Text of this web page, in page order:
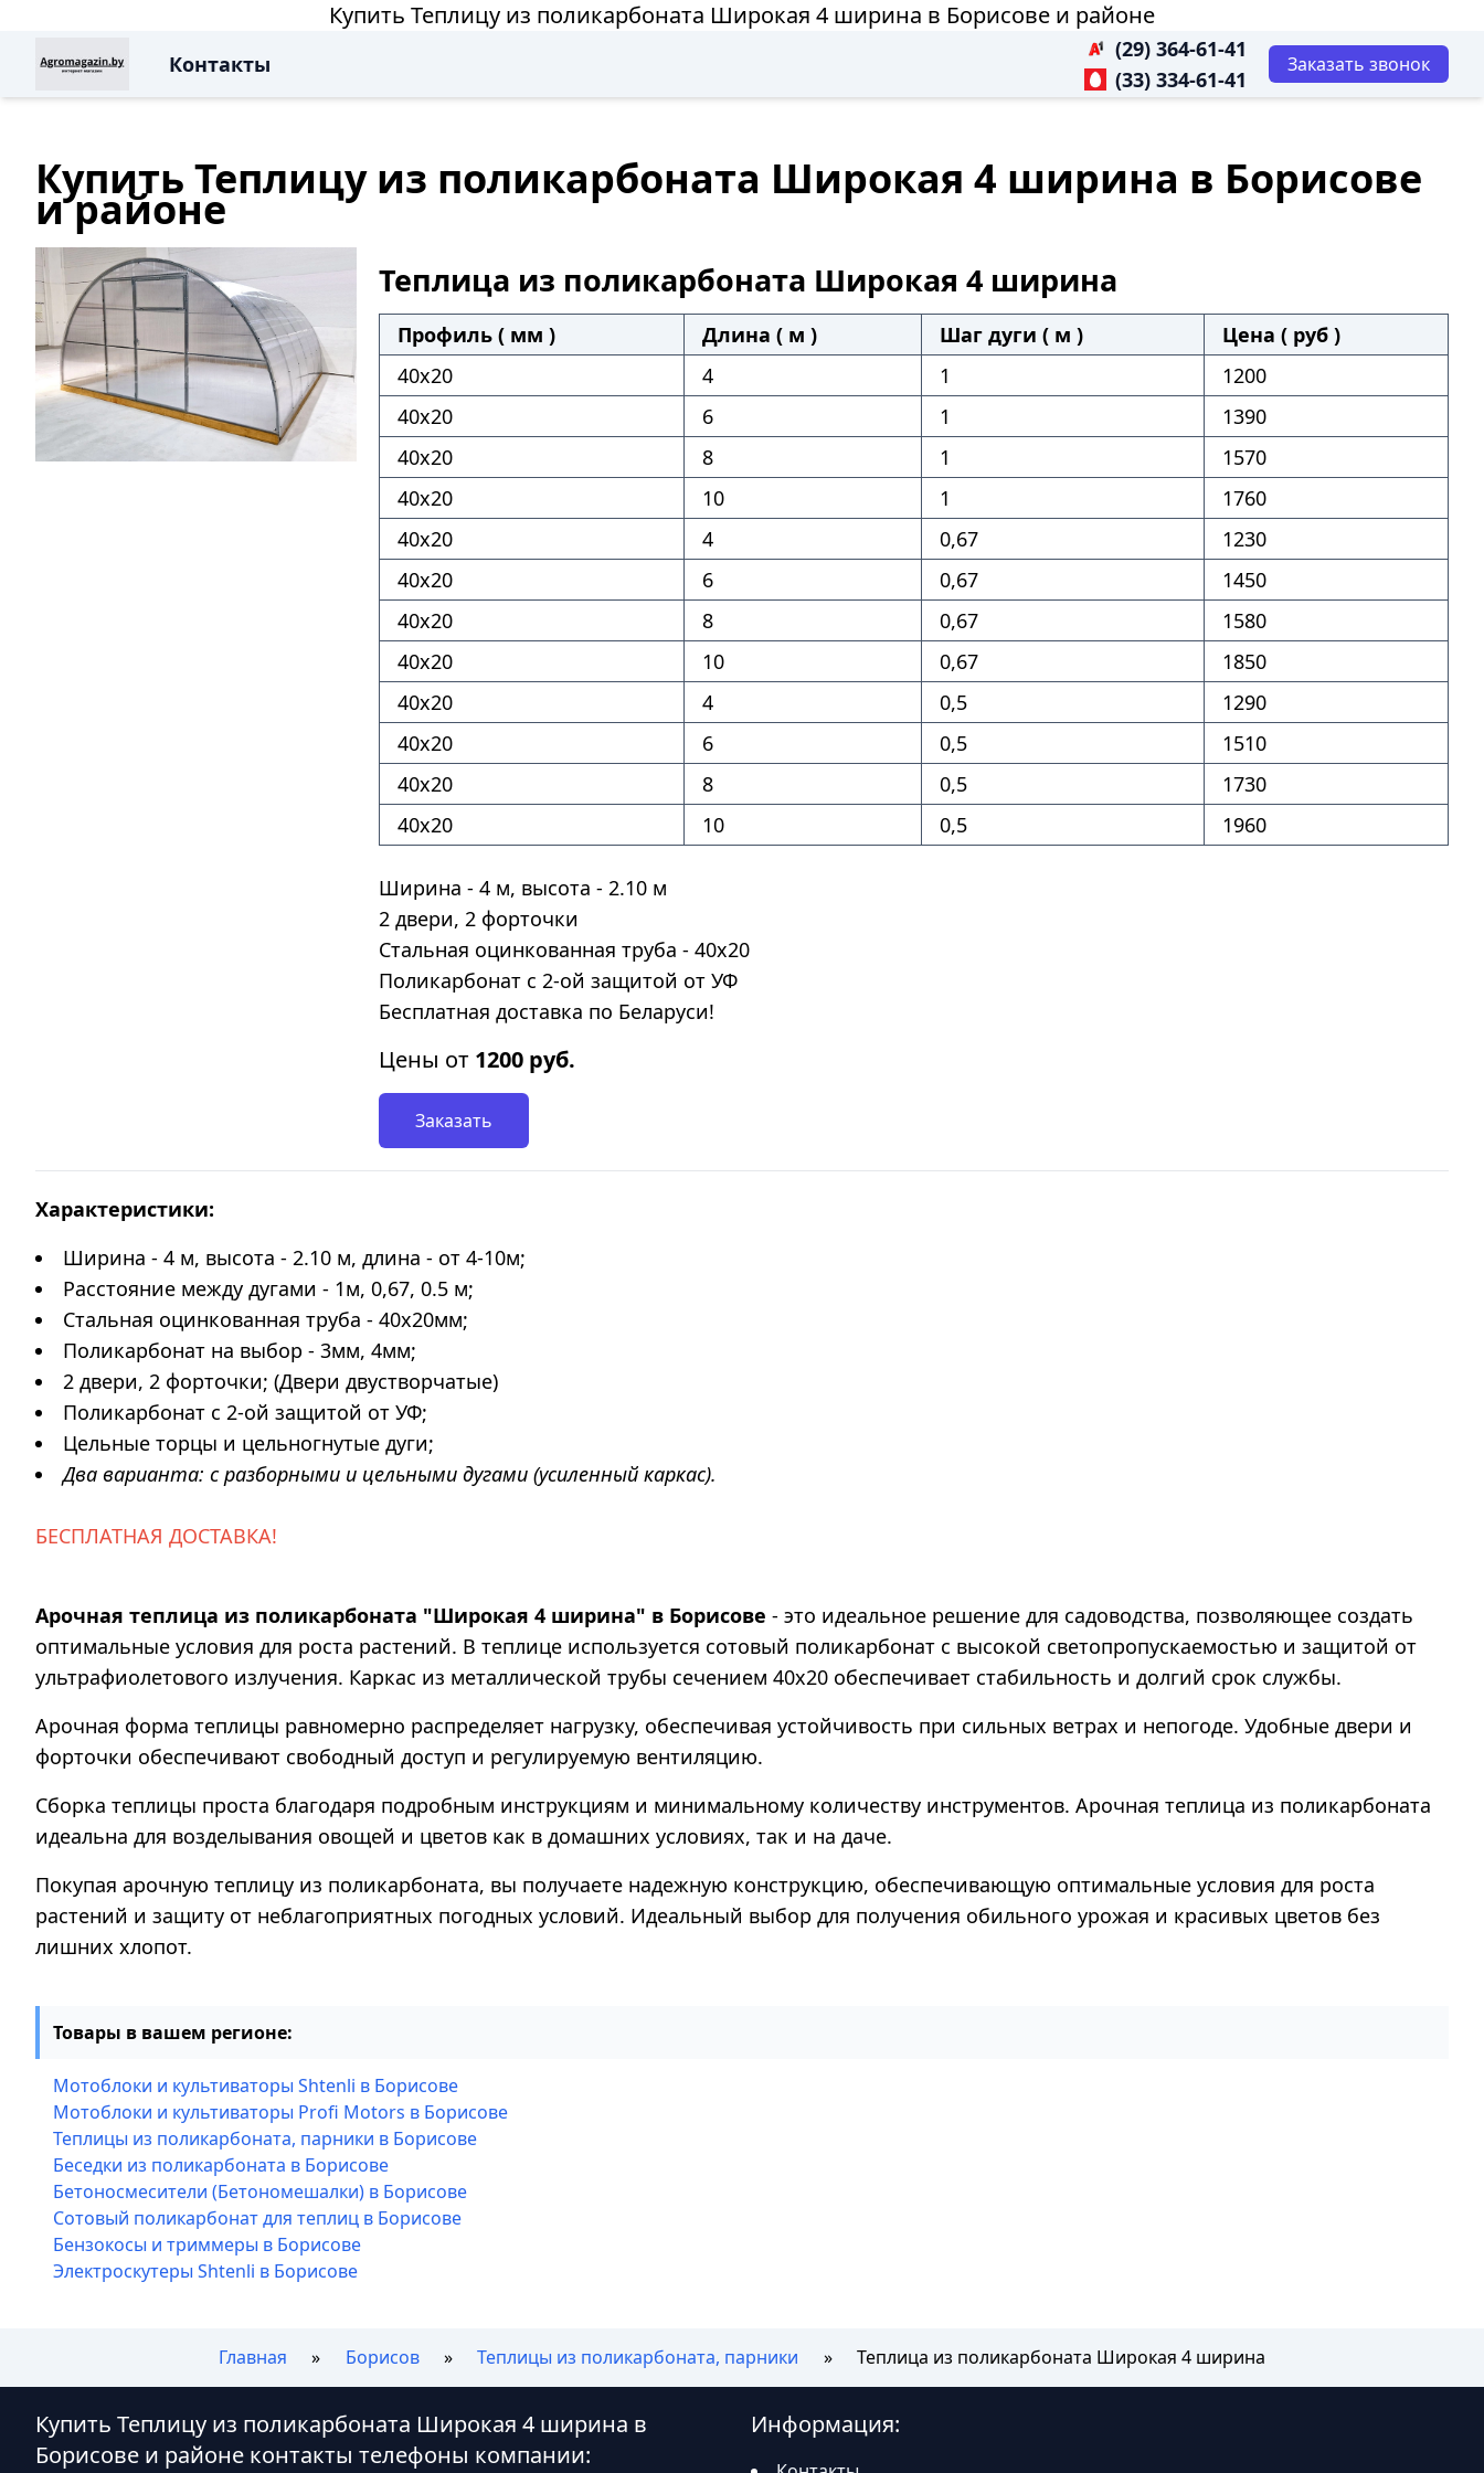
Купить Теплицу из поликарбоната Широкая 4 ширина в Борисове и районе
Контакты
(29) 364-61-41
(33) 334-61-41
Заказать звонок
Купить Теплицу из поликарбоната Широкая 4 ширина в Борисове
и районе
Теплица из поликарбоната Широкая 4 ширина
Профиль ( мм ) Длина ( м ) Шаг дуги ( м )
Цена ( руб )
40х20
4 1
1200
40х20
6 1
1390
40х20
8 1
1570
40х20
10 1
1760
40х20
4 0,67
1230
40х20
6 0,67
1450
40х20
8 0,67
1580
40х20
10 0,67
1850
40х20
4 0,5
1290
40х20
6 0,5
1510
40х20
8 0,5
1730
40х20
10 0,5 1960
Ширина - 4 м, высота - 2.10 м
2 двери, 2 форточки
Стальная оцинкованная труба - 40х20
Поликарбонат с 2-ой защитой от УФ
Бесплатная доставка по Беларуси!
Цены от 1200 руб.
Заказать
Характеристики:
Ширина - 4 м, высота - 2.10 м, длина - от 4-10м;
Расстояние между дугами - 1м, 0,67, 0.5 м;
Стальная оцинкованная труба - 40х20мм;
Поликарбонат на выбор - 3мм, 4мм;
2 двери, 2 форточки; (Двери двустворчатые)
Поликарбонат с 2-ой защитой от УФ;
Цельные торцы и цельногнутые дуги;
Два варианта: с разборными и цельными дугами (усиленный каркас).
БЕСПЛАТНАЯ ДОСТАВКА!
Арочная теплица из поликарбоната "Широкая 4 ширина" в Борисове - это идеальное решение для садоводства, позволяющее создать
оптимальные условия для роста растений. В теплице используется сотовый поликарбонат с высокой светопропускаемостью и защитой от
ультрафиолетового излучения. Каркас из металлической трубы сечением 40х20 обеспечивает стабильность и долгий срок службы.
Арочная форма теплицы равномерно распределяет нагрузку, обеспечивая устойчивость при сильных ветрах и непогоде. Удобные двери и
форточки обеспечивают свободный доступ и регулируемую вентиляцию.
Сборка теплицы проста благодаря подробным инструкциям и минимальному количеству инструментов. Арочная теплица из поликарбоната
идеальна для возделывания овощей и цветов как в домашних условиях, так и на даче.
Покупая арочную теплицу из поликарбоната, вы получаете надежную конструкцию, обеспечивающую оптимальные условия для роста
растений и защиту от неблагоприятных погодных условий. Идеальный выбор для получения обильного урожая и красивых цветов без
лишних хлопот.
Товары в вашем регионе:
Мотоблоки и культиваторы Shtenli в Борисове
Мотоблоки и культиваторы Profi Motors в Борисове
Теплицы из поликарбоната, парники в Борисове
Беседки из поликарбоната в Борисове
Бетоносмесители (Бетономешалки) в Борисове
Сотовый поликарбонат для теплиц в Борисове
Бензокосы и триммеры в Борисове
Электроскутеры Shtenli в Борисове
Главная Борисов Теплицы из поликарбоната, парники Теплица из поликарбоната Широкая 4 ширина
Купить Теплицу из поликарбоната Широкая 4 ширина в
Борисове и районе контакты телефоны компании:
Информация: